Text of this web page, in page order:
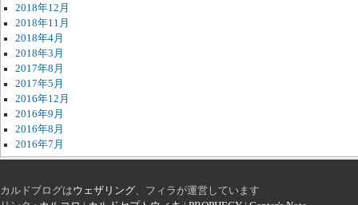
2018年12月
2018年11月
2018年4月
2018年3月
2017年8月
2017年5月
2016年12月
2016年9月
2016年8月
2016年7月
カルドブログはウェザリング、フィラが運営しています